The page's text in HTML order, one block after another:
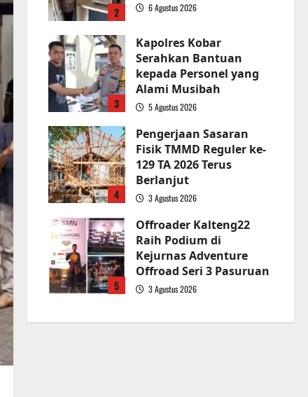
2 6 Agustus 2026
3
Kapolres Kobar
Serahkan Bantuan
kepada Personel yang
Alami Musibah
5 Agustus 2026
4
Pengerjaan Sasaran
Fisik TMMD Reguler ke-
129 TA 2026 Terus
Berlanjut
3 Agustus 2026
5
Offroader Kalteng22
Raih Podium di
Kejurnas Adventure
Offroad Seri 3 Pasuruan
3 Agustus 2026